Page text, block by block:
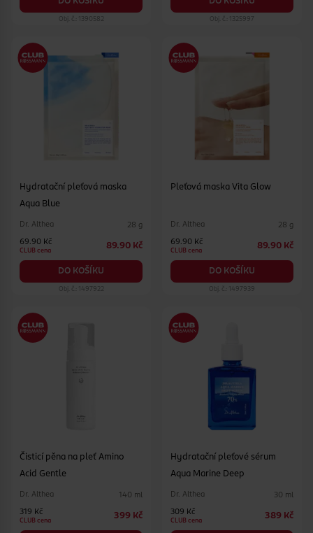
Obj. č.: 1390582 Obj. č.: 1325997
Hydratační pleťová maska
Aqua Blue
Dr. Althea 28 g
69.90 Kč
CLUB cena
89.90 Kč
DO KOŠÍKU
Obj. č.: 1497922
Pleťová maska Vita Glow
Dr. Althea 28 g
69.90 Kč
CLUB cena
89.90 Kč
DO KOŠÍKU
Obj. č.: 1497939
Čisticí pěna na pleť Amino
Acid Gentle
Dr. Althea 140 ml
319 Kč
CLUB cena
399 Kč
Hydratační pleťové sérum
Aqua Marine Deep
Dr. Althea 30 ml
309 Kč
CLUB cena
389 Kč